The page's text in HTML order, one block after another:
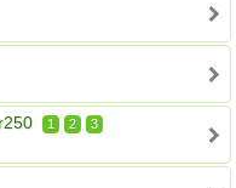
1 2
3